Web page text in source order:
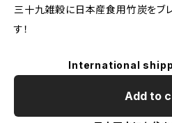
三十九雑穀に日本産食用竹炭をブ
す！
International
Add to